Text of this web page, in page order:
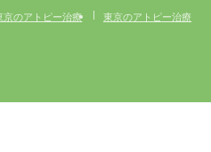
京のアトピー治療 東京のアトピー治療